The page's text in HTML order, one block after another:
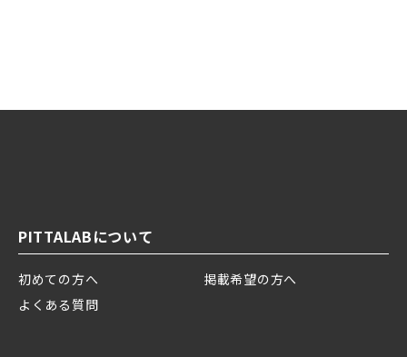
PITTALABについて
初めての方へ
掲載希望の方へ
よくある質問